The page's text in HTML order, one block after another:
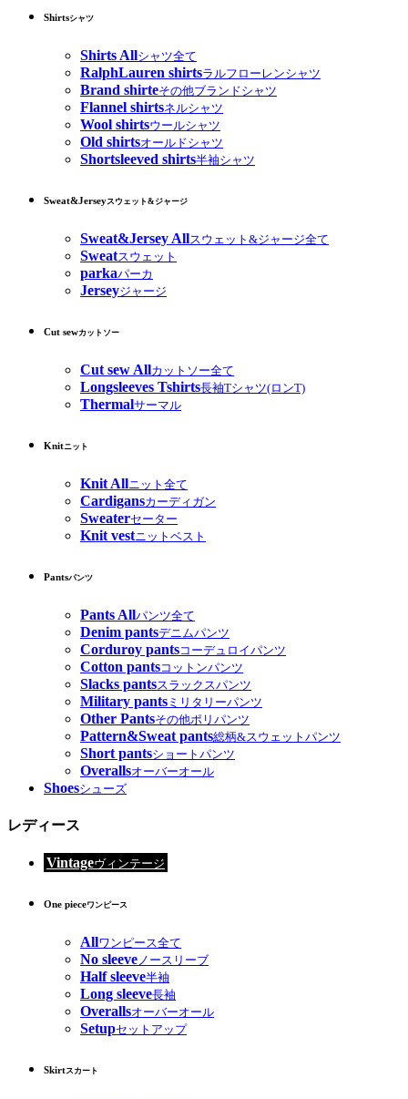
Shirtsシャツ
Shirts Allシャツ全て
RalphLauren shirtsラルフローレンシャツ
Brand shirteその他ブランドシャツ
Flannel shirtsネルシャツ
Wool shirtsウールシャツ
Old shirtsオールドシャツ
Shortsleeved shirts半袖シャツ
Sweat&Jerseyスウェット&ジャージ
Sweat&Jersey Allスウェット&ジャージ全て
Sweatスウェット
parkaパーカ
Jerseyジャージ
Cut sewカットソー
Cut sew Allカットソー全て
Longsleeves Tshirts長袖Tシャツ(ロンT)
Thermalサーマル
Knitニット
Knit Allニット全て
Cardigansカーディガン
Sweaterセーター
Knit vestニットベスト
Pantsパンツ
Pants Allパンツ全て
Denim pantsデニムパンツ
Corduroy pantsコーデュロイパンツ
Cotton pantsコットンパンツ
Slacks pantsスラックスパンツ
Military pants ミリタリーパンツ
Other Pantsその他ポリパンツ
Pattern&Sweat pants総柄&スウェットパンツ
Short pantsショートパンツ
Overallsオーバーオール
Shoesシューズ
レディース
Vintageヴィンテージ
One pieceワンピース
Allワンピース全て
No sleeveノースリーブ
Half sleeve半袖
Long sleeve長袖
Overallsオーバーオール
Setupセットアップ
Skirtスカート